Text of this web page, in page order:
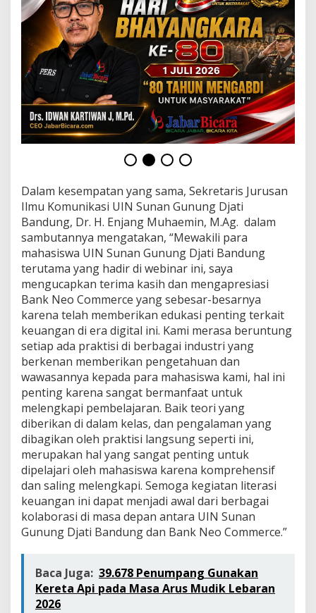
n
L
i
i
K
e
u
a
a
n
,
A
j
a
k
M
a
h
a
s
i
s
w
a
W
a
s
p
a
d
a
T
e
r
h
a
a
p
P
Dalam kesempatan yang sama, Sekretaris Jurusan
Ilmu Komunikasi UIN Sunan Gunung Djati
Bandung, Dr. H. Enjang Muhaemin, M.Ag. dalam
sambutannya mengatakan, “Mewakili para
mahasiswa UIN Sunan Gunung Djati Bandung
terutama yang hadir di webinar ini, saya
mengucapkan terima kasih dan mengapresiasi
Bank Neo Commerce yang sebesar-besarnya
karena telah memberikan edukasi penting terkait
keuangan di era digital ini. Kami merasa beruntung
setiap ada praktisi di berbagai industri yang
berkenan memberikan pengetahuan dan
wawasannya kepada para mahasiswa kami, hal ini
penting karena sangat bermanfaat untuk
melengkapi pembelajaran. Baik teori yang
diberikan di dalam kelas, dan pengalaman yang
dibagikan oleh praktisi langsung seperti ini,
merupakan hal yang sangat penting untuk
dipelajari oleh mahasiswa karena komprehensif
dan saling melengkapi. Semoga kegiatan literasi
keuangan ini dapat menjadi awal dari berbagai
kolaborasi di masa depan antara UIN Sunan
Gunung Djati Bandung dan Bank Neo Commerce.”
Baca Juga: 39.678 Penumpang Gunakan
Kereta Api pada Masa Arus Mudik Lebaran
2026